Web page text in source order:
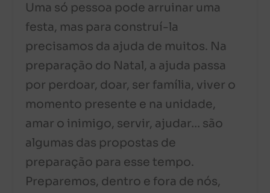
Uma só pessoa pode arruinar uma
festa, mas para construí-la
precisamos da ajuda de muitos. Na
preparação do Natal, a ajuda passa
por perdoar, doar, ser família, viver o
momento presente e na unidade,
amar o inimigo, servir, ajudar… são
algumas das propostas de
preparação para esse tempo.
Preparemos, dentro e fora de nós,